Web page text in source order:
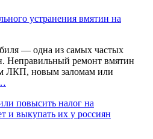
устранения вмятин на
— одна из самых частых
Неправильный ремонт вмятин
ЛКП, новым заломам или